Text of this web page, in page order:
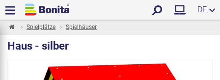
DE
Spielplätze Spielhäuser
Haus - silber